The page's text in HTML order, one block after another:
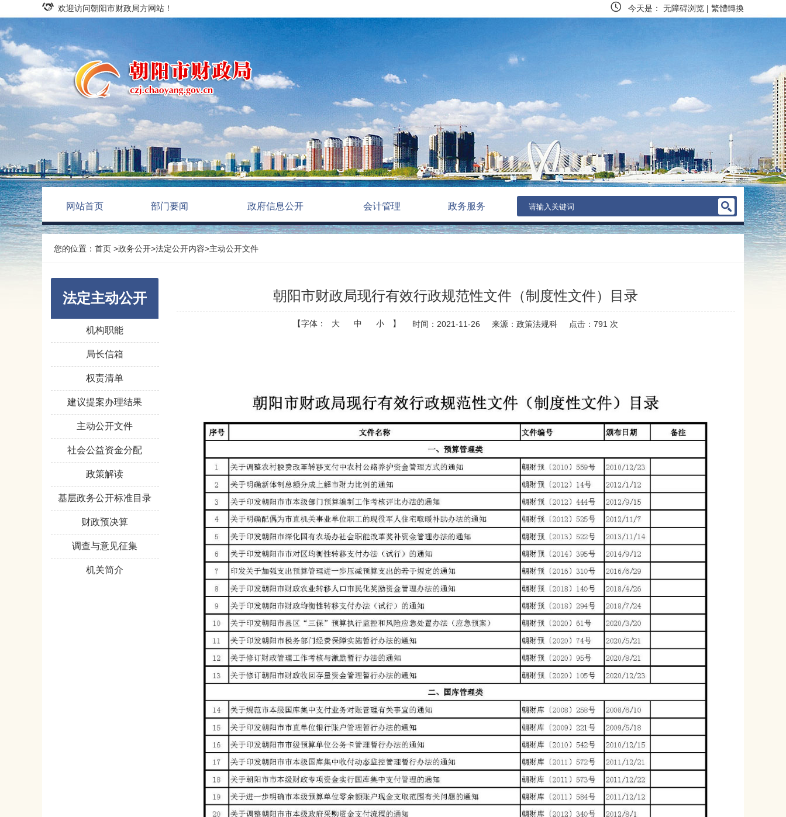
欢迎访问朝阳市财政局方网站！ 今天是： 无障碍浏览 | 繁體轉換
网站首页 部门要闻 政府信息公开 会计管理 政务服务
您的位置： 首页 >政务公开>法定公开内容>主动公开文件
法定主动公开
机构职能
局长信箱
权责清单
建议提案办理结果
主动公开文件
社会公益资金分配
政策解读
基层政务公开标准目录
财政预决算
调查与意见征集
机关简介
朝阳市财政局现行有效行政规范性文件（制度性文件）目录
【字体： 大 中 小 】 时间：2021-11-26 来源：政策法规科 点击：791 次